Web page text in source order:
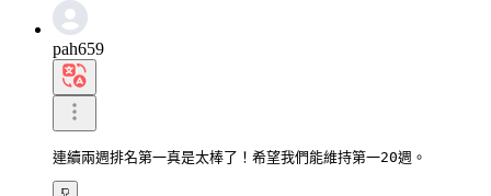
pah659
連續兩週排名第一真是太棒了！希望我們能維持第一20週。